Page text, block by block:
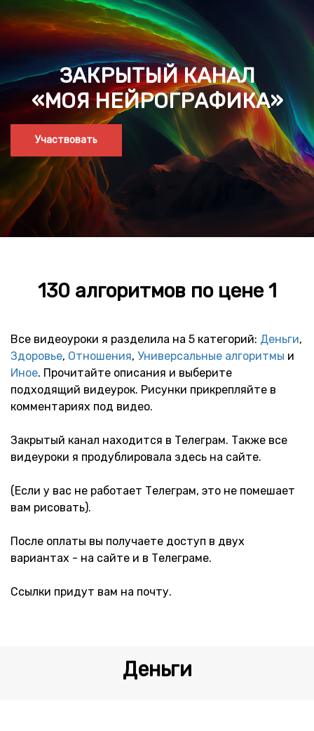
ЗАКРЫТЫЙ КАНАЛ
«МОЯ НЕЙРОГРАФИКА»
Участвовать
130 алгоритмов по цене 1
Все видеоуроки я разделила на 5 категорий: Деньги,
Здоровье, Отношения, Универсальные алгоритмы и
Иное. Прочитайте описания и выберите
подходящий видеурок. Рисунки прикрепляйте в
комментариях под видео.
Закрытый канал находится в Телеграм. Также все
видеуроки я продублировала здесь на сайте.
(Если у вас не работает Телеграм, это не помешает
вам рисовать).
После оплаты вы получаете доступ в двух
вариантах - на сайте и в Телеграме.
Ссылки придут вам на почту.
Деньги